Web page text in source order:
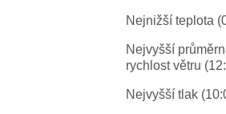
Nejnižší teplota
Nejvyšší
rychlost větru
Nejvyšší tlak